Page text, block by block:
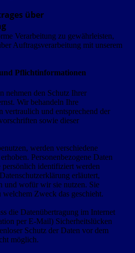
über
Verarbeitung zu gewährleisten,
Auftragsverarbeitung mit unserem
Pflichtinformationen
nehmen den Schutz Ihrer
Wir behandeln Ihre
vertraulich und entsprechend der
sowie dieser
werden verschiedene
Personenbezogene Daten
persönlich identifiziert werden
erläutert,
und wofür wir sie nutzen. Sie
Zweck das geschieht.
die Datenübertragung im Internet
per E-Mail) Sicherheitslücken
Schutz der Daten vor dem
möglich.